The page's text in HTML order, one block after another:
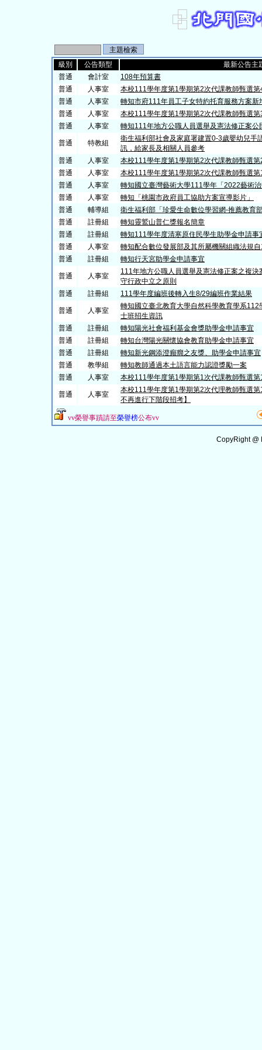
級別 公告類型
最新公告主
普通
會計室
108年預算書
普通
人事室
本校111學年度第1學期第2次代課教師甄選
普通
人事室
轉知市府111年員工子女特約托育服務方案新
普通
人事室
本校111學年度第1學期第2次代課教師甄選
普通
人事室 轉知111年地方公職人員選舉及憲法修正案
普通 特教組
衛生福利部社會及家庭署建置0-3歲嬰幼兒手
訊，給家長及相關人員參考
普通
人事室
本校111學年度第1學期第2次代課教師甄選
普通
人事室
本校111學年度第1學期第2次代課教師甄選
普通
人事室
轉知國立臺灣藝術大學111學年「2022藝術
普通
人事室
轉知「桃園市政府員工協助方案宣導影片」
普通
輔導組
衛生福利部「珍愛生命數位學習網-推薦教育
普通
註冊組
轉知靈鷲山普仁獎報名簡章
普通
註冊組
轉知111學年度清寒原住民學生助學金申請事
普通
人事室
轉知配合數位發展部及其所屬機關組織法規
普通
註冊組 轉知行天宮助學金申請事宜
普通 人事室
111年地方公職人員選舉及憲法修正案之複
守行政中立之原則
普通
註冊組 111學年度編班後轉入生8/29編班作業結果
普通 人事室
轉知國立臺北教育大學自然科學教育學系
士班招生資訊
普通
註冊組
轉知陽光社會福利基金會獎助學金申請事宜
普通
註冊組
轉知台灣陽光關懷協會教育助學金申請事宜
普通
註冊組
轉知新光鋼添澄癲癇之友獎、助學金申請事宜
普通
教學組
轉知教師通過本土語言能力認證獎勵一案
普通
人事室 本校111學年度第1學期第1次代課教師甄選
普通 人事室
本校111學年度第1學期第2次代理教師甄選
不再進行下階段招考】
vv榮譽事蹟請至榮譽榜公布vv
CopyRight @